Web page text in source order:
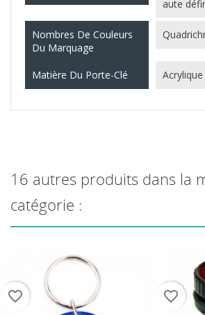
aute
Nombres De Couleurs
Du Marquage
Matière Du Porte-Clé
16 autres produits dans la
catégorie :
favorite_border favorite_border